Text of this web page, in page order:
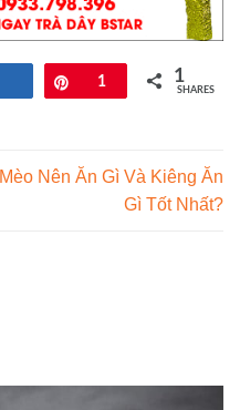
Pin
1 1
SHARES
Mèo Nên Ăn Gì Và Kiêng Ăn
Gì Tốt Nhất?